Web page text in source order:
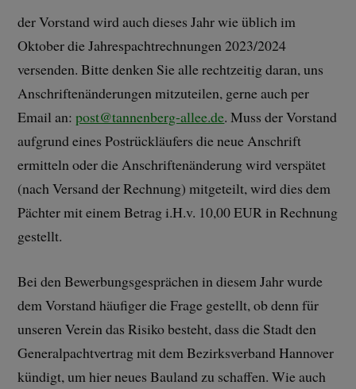
der Vorstand wird auch dieses Jahr wie üblich im
Oktober die Jahrespachtrechnungen 2023/2024
versenden. Bitte denken Sie alle rechtzeitig daran, uns
Anschriftenänderungen mitzuteilen, gerne auch per
Email an:post@tannenberg-allee.de. Muss der Vorstand
aufgrund eines Postrückläufers die neue Anschrift
ermitteln oder die Anschriftenänderung wird verspätet
(nach Versand der Rechnung) mitgeteilt, wird dies dem
Pächter mit einem Betrag i.H.v. 10,00 EUR in Rechnung
gestellt.
Bei den Bewerbungsgesprächen in diesem Jahr wurde
dem Vorstand häufiger die Frage gestellt, ob denn für
unseren Verein das Risiko besteht, dass die Stadt den
Generalpachtvertrag mit dem Bezirksverband Hannover
kündigt, um hier neues Bauland zu schaffen. Wie auch